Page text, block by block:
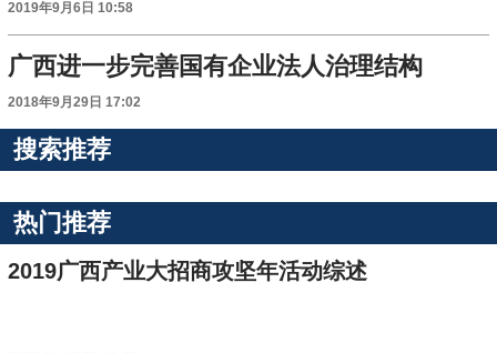
2019年9月6日 10:58
广西进一步完善国有企业法人治理结构
2018年9月29日 17:02
搜索推荐
热门推荐
2019广西产业大招商攻坚年活动综述